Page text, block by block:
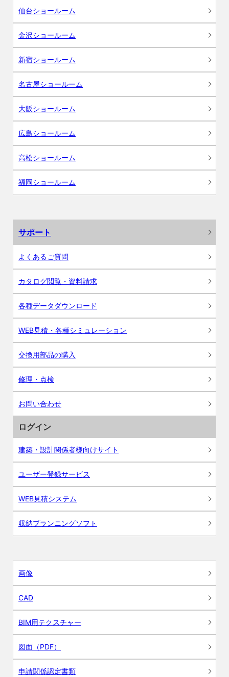
仙台ショールーム
金沢ショールーム
新宿ショールーム
名古屋ショールーム
大阪ショールーム
広島ショールーム
高松ショールーム
福岡ショールーム
サポート
よくあるご質問
カタログ閲覧・資料請求
各種データダウンロード
WEB見積・各種シミュレーション
交換用部品の購入
修理・点検
お問い合わせ
ログイン
建築・設計関係者様向けサイト
ユーザー登録サービス
WEB見積システム
収納プランニングソフト
画像
CAD
BIM用テクスチャー
図面（PDF）
申請関係認定書類